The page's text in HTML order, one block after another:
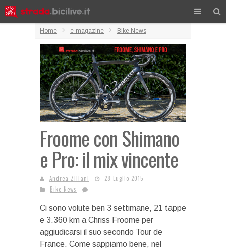
Home e-magazine Bike News
Froome con Shimano
e Pro: il mix vincente
Andrea Ziliani
28 Luglio 2015
Bike News
Ci sono volute ben 3 settimane, 21 tappe
e 3.360 km a Chriss Froome per
aggiudicarsi il suo secondo Tour de
France. Come sappiamo bene, nel